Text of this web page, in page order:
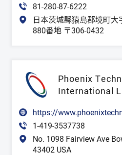
81-280-87-6222
日本茨城縣猿島郡境町大
880番地 〒306-0432
Phoenix
International
https://
1-419-3537738
No. 1098 Fairview Ave
43402 USA